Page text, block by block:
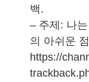
백.
– 주제: 나
의 아쉬운
https://